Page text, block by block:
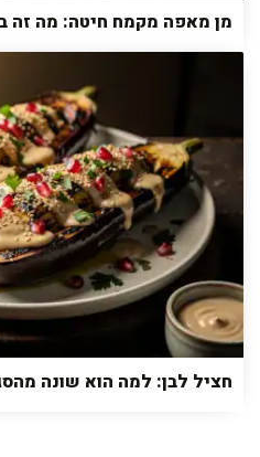
מן מאפה מקמח חיטה: מה זה
חציל לבן: למה הוא שונה